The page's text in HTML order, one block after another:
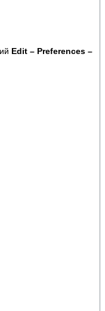
Edit – Preferences –